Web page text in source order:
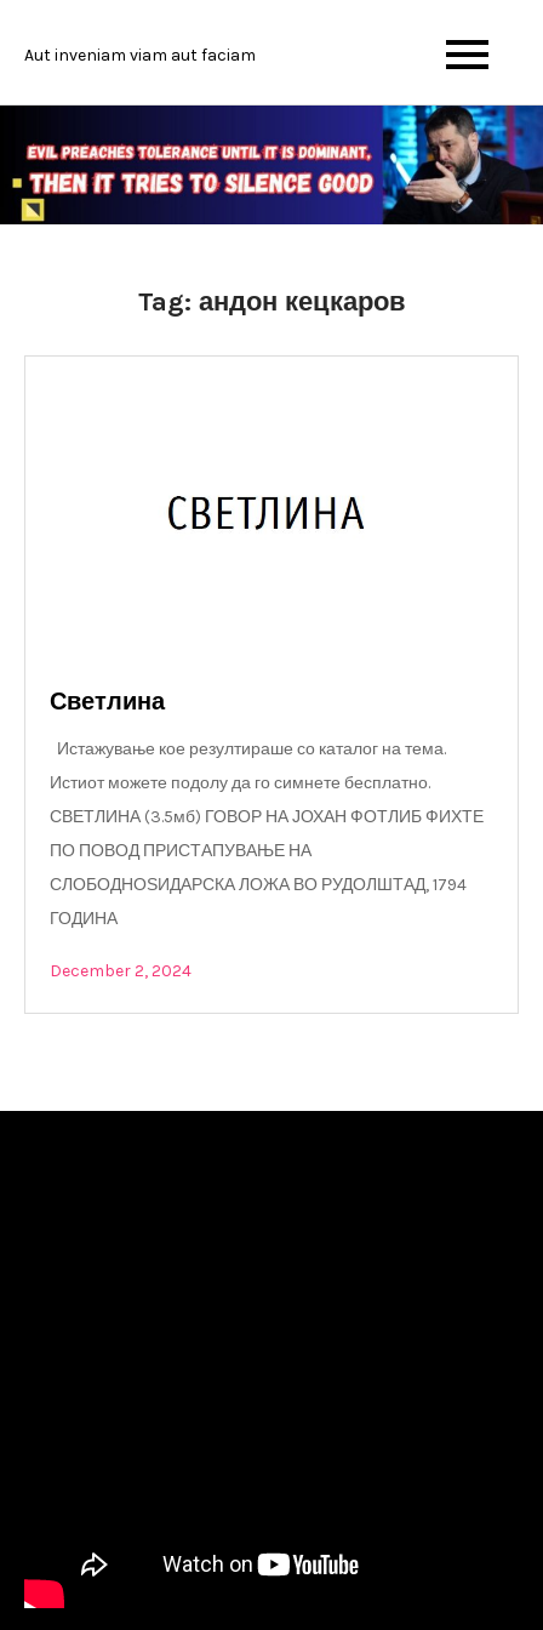
Aut inveniam viam aut faciam
Tag: андон кецкаров
Светлина
Истажување кое резултираше со каталог на тема.
Истиот можете подолу да го симнете бесплатно.
СВЕТЛИНА (3.5мб) ГОВОР НА ЈОХАН ФОТЛИБ ФИХТЕ
ПО ПОВОД ПРИСТАПУВАЊЕ НА
СЛОБОДНОЅИДАРСКА ЛОЖА ВО РУДОЛШТАД, 1794
ГОДИНА
December 2, 2024